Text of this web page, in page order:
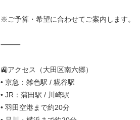
※ご予算・希望に合わせてご案内します。
⸻
🚉アクセス（大田区南六郷）
• 京急：雑色駅 / 糀谷駅
• JR：蒲田駅 / 川崎駅
• 羽田空港まで約20分